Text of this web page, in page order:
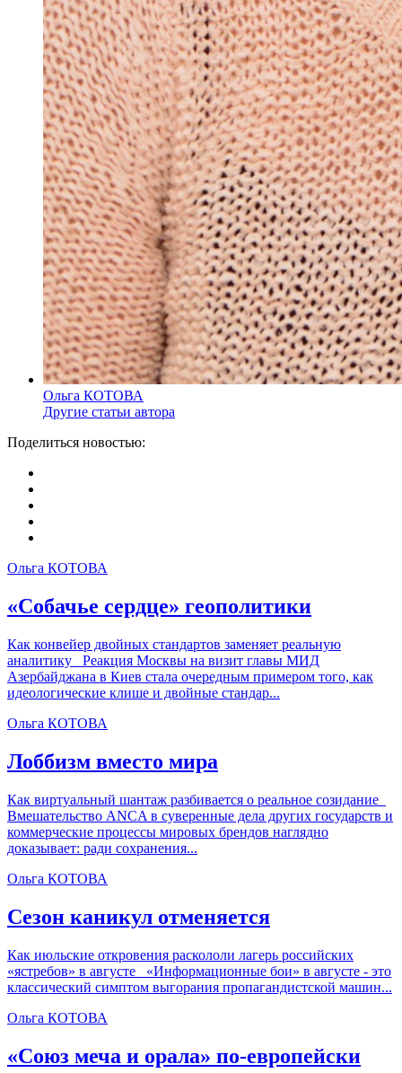
Ольга КОТОВА
Другие статьи автора
Поделиться новостью:
Ольга КОТОВА
«Собачье сердце» геополитики
Как конвейер двойных стандартов заменяет реальную
аналитику Реакция Москвы на визит главы МИД
Азербайджана в Киев стала очередным примером того, как
идеологические клише и двойные стандар...
Ольга КОТОВА
Лоббизм вместо мира
Как виртуальный шантаж разбивается о реальное созидание
Вмешательство ANCA в суверенные дела других государств и
коммерческие процессы мировых брендов наглядно
доказывает: ради сохранения...
Ольга КОТОВА
Сезон каникул отменяется
Как июльские откровения раскололи лагерь российских
«ястребов» в августе «Информационные бои» в августе - это
классический симптом выгорания пропагандистской машин...
Ольга КОТОВА
«Союз меча и орала» по-европейски